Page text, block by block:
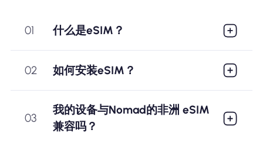
01 什么是eSIM？
02 如何安装eSIM？
03
我的设备与Nomad的非洲 eSIM
兼容吗？